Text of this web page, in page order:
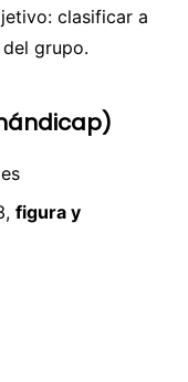
clasificar a
grupo.
figura y